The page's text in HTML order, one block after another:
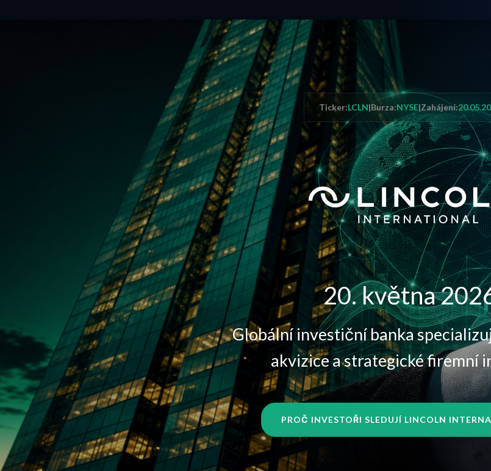
Ticker:LCLN|Burza:NYSE|Zahájení:
20. května
Globální investiční banka
akvizice a strategické firemní
PROČ INVESTOŘI SLEDUJÍ LINCOLN